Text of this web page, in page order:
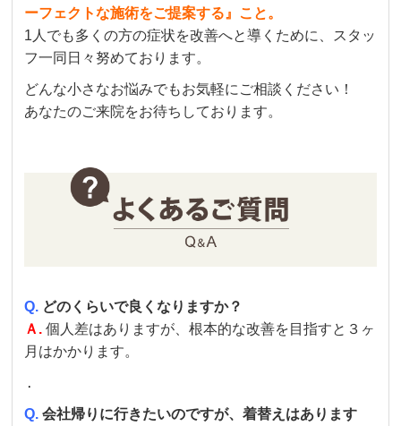
ーフェクトな施術をご提案する』こと。
1人でも多くの方の症状を改善へと導くために、スタッ
フ一同日々努めております。
どんな小さなお悩みでもお気軽にご相談ください！
あなたのご来院をお待ちしております。
Q. どのくらいで良くなりますか？
Ａ.個人差はありますが、根本的な改善を目指すと３ヶ
月はかかります。
．
Q. 会社帰りに行きたいのですが、着替えはあります